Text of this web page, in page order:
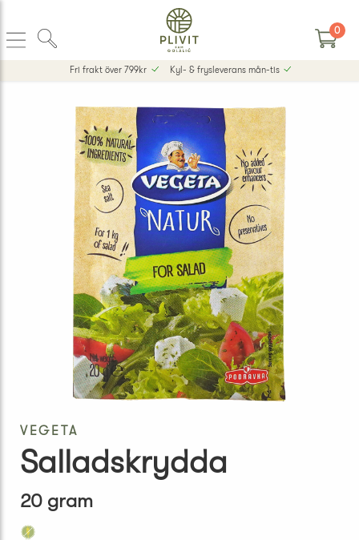
0
Fri frakt över 799kr Kyl- & frysleverans mån-tis
VEGETA
Salladskrydda
20 gram